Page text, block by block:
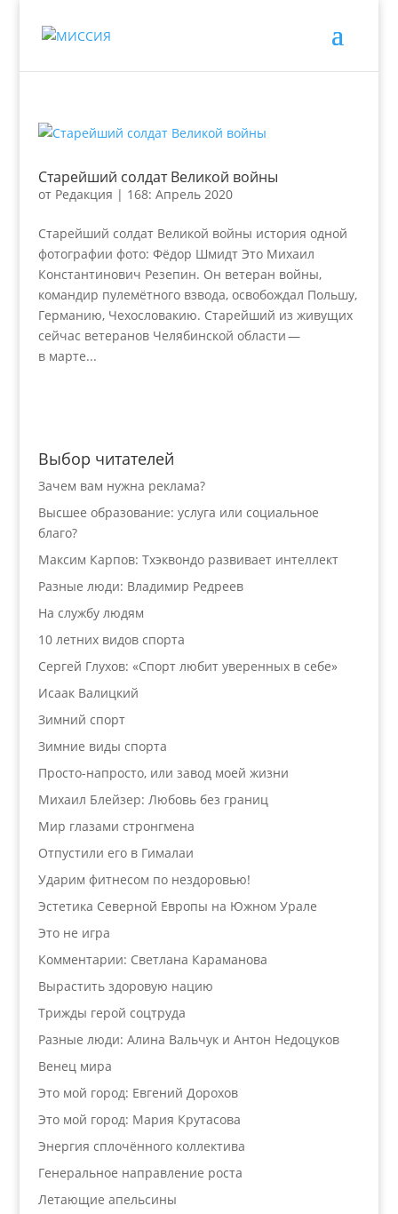
Старейший солдат Великой войны
от Редакция | 168: Апрель 2020
Старейший солдат Великой войны история одной
фотографии фото: Фёдор Шмидт Это Михаил
Константинович Резепин. Он ветеран войны,
командир пулемётного взвода, освобождал Польшу,
Германию, Чехословакию. Старейший из живущих
сейчас ветеранов Челябинской области —
в марте...
Выбор читателей
Зачем вам нужна реклама?
Высшее образование: услуга или социальное
благо?
Максим Карпов: Тхэквондо развивает интеллект
Разные люди: Владимир Редреев
На службу людям
10 летних видов спорта
Сергей Глухов: «Спорт любит уверенных в себе»
Исаак Валицкий
Зимний спорт
Зимние виды спорта
Просто-напросто, или завод моей жизни
Михаил Блейзер: Любовь без границ
Мир глазами стронгмена
Отпустили его в Гималаи
Ударим фитнесом по нездоровью!
Эстетика Северной Европы на Южном Урале
Это не игра
Комментарии: Светлана Караманова
Вырастить здоровую нацию
Трижды герой соцтруда
Разные люди: Алина Вальчук и Антон Недоцуков
Венец мира
Это мой город: Евгений Дорохов
Это мой город: Мария Крутасова
Энергия сплочённого коллектива
Генеральное направление роста
Летающие апельсины